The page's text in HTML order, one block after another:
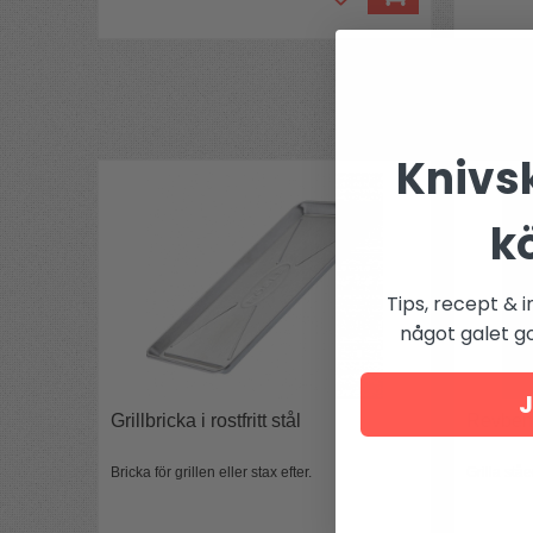
Svart med grått & rött
Värmebeständig upp till 350 °C
Grillbricka i rostfritt stål
Bricka för grillen eller stax efter.
Tips, recept &
något galet